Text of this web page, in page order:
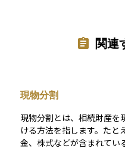
関連
現物分割
現物分割とは、相続財産を
ける方法を指します。たと
金、株式などが含まれてい